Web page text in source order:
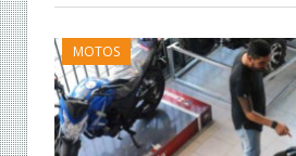
MOTOS